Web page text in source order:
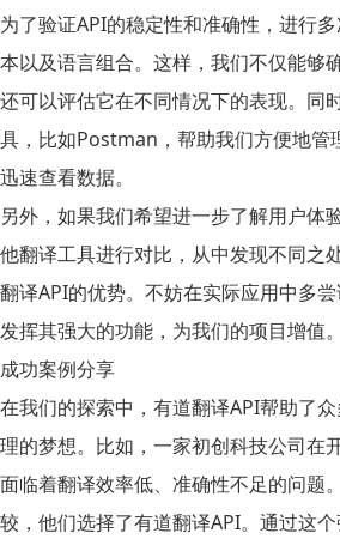
为了验证API的稳定性和准确性，进行
本以及语言组合。这样，我们不仅能够
还可以评估它在不同情况下的表现。同
具，比如Postman，帮助我们方便地管
迅速查看数据。
另外，如果我们希望进一步了解用户体
他翻译工具进行对比，从中发现不同之
翻译API的优势。不妨在实际应用中多
发挥其强大的功能，为我们的项目增值。
成功案例分享
在我们的探索中，有道翻译API帮助了
理的梦想。比如，一家初创科技公司在
面临着翻译效率低、准确性不足的问题
较，他们选择了有道翻译API。通过这